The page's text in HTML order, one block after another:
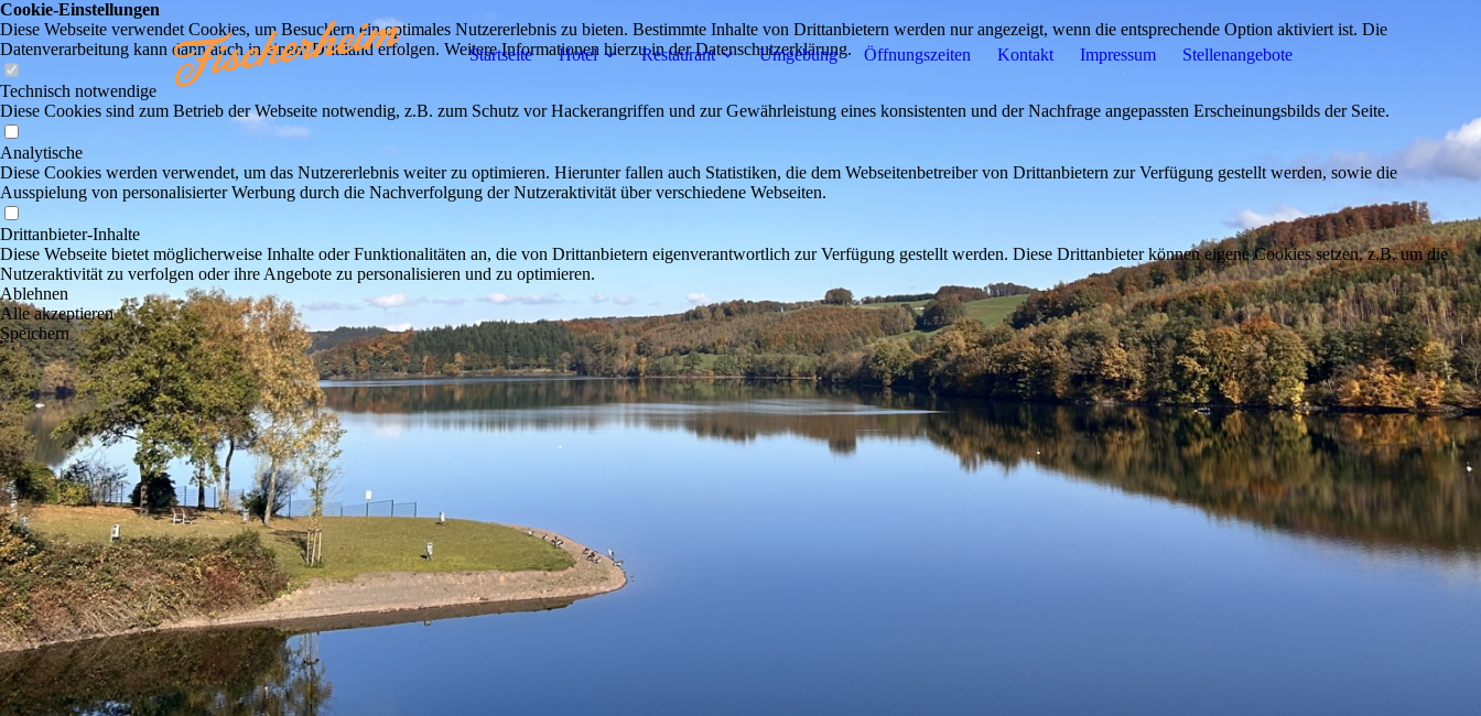
Startseite Hotel Restaurant Umgebung Öffnungszeiten Kontakt Impressum Stellenangebote
Cookie-Einstellungen
Diese Webseite verwendet Cookies, um Besuchern ein optimales Nutzererlebnis zu bieten. Bestimmte Inhalte von Drittanbietern werden nur angezeigt, wenn die entsprechende Option aktiviert ist. Die
Datenverarbeitung kann dann auch in einem Drittland erfolgen. Weitere Informationen hierzu in der Datenschutzerklärung.
Technisch notwendige
Diese Cookies sind zum Betrieb der Webseite notwendig, z.B. zum Schutz vor Hackerangriffen und zur Gewährleistung eines konsistenten und der Nachfrage angepassten Erscheinungsbilds der Seite.
Analytische
Diese Cookies werden verwendet, um das Nutzererlebnis weiter zu optimieren. Hierunter fallen auch Statistiken, die dem Webseitenbetreiber von Drittanbietern zur Verfügung gestellt werden, sowie die
Ausspielung von personalisierter Werbung durch die Nachverfolgung der Nutzeraktivität über verschiedene Webseiten.
Drittanbieter-Inhalte
Diese Webseite bietet möglicherweise Inhalte oder Funktionalitäten an, die von Drittanbietern eigenverantwortlich zur Verfügung gestellt werden. Diese Drittanbieter können eigene Cookies setzen, z.B. um die
Nutzeraktivität zu verfolgen oder ihre Angebote zu personalisieren und zu optimieren.
Ablehnen
Alle akzeptieren
Speichern